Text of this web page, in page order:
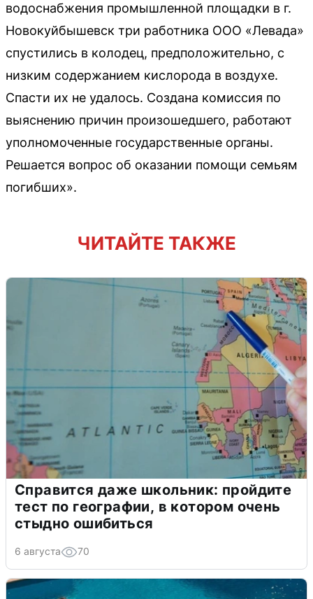
водоснабжения промышленной площадки в г.
Новокуйбышевск три работника ООО «Левада»
спустились в колодец, предположительно, с
низким содержанием кислорода в воздухе.
Спасти их не удалось. Создана комиссия по
выяснению причин произошедшего, работают
уполномоченные государственные органы.
Решается вопрос об оказании помощи семьям
погибших».
ЧИТАЙТЕ ТАКЖЕ
Справится даже школьник: пройдите
тест по географии, в котором очень
стыдно ошибиться
6 августа 70